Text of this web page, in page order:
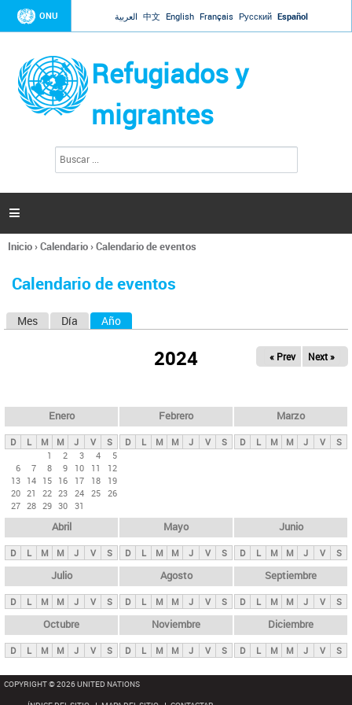
Jump to navigation
ONU العربية 中文 English Français Русский Español
Refugiados y
migrantes
l
d
s

Se
usted
Inicio›Calendario›Calendario de eventos
Calendario de eventos
s
p
n
i
p
a
l
s
Mes Día Año
2024 « Prev Next »
Enero
D L M M J V
S
1
2 3 4
5
6
7 8 9 10 11
12
13 14 15 16 17 18
19
20 21 22 23 24 25 26
27 28 29 30 31
Febrero
D L M M J V S
Marzo
D L M M J V S
Abril
D L M M J V S
Mayo
D L M M J V S
Junio
D L M M J V S
Julio
D L M M J V S
Agosto
D L M M J V S
Septiembre
D L M M J V S
Octubre
D L M M J V S
Noviembre
D L M M J V S
Diciembre
D L M M J V S
COPYRIGHT © 2026 UNITED NATIONS